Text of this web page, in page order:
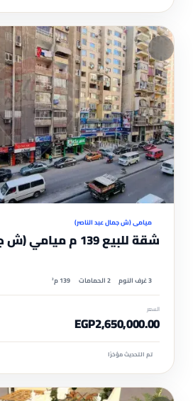
ميامي (ش جمال عبد الناصر)
شقة للبيع 139 م ميامي (ش جمال عبد الناصر)
3 غرف النوم 2 الحمامات 139 م²
السعر
EGP2,650,000.00
تم التحديث مؤخرًا